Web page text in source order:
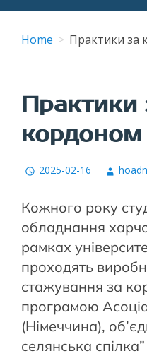
Home Практики за
Практики
кордоном
2025-02-16
Кожного року
обладнання
рамках
проходять
стажування за
програмою
(Німеччина),
селянська